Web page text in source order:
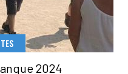
2024